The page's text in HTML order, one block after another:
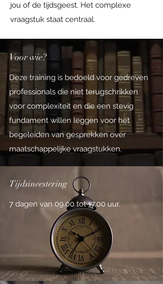
jou of de tijdsgeest. Het complexe
vraagstuk staat centraal.
Voor wie?
Deze training is bedoeld voor gedreven
professionals die niet terugschrikken
voor complexiteit en die een stevig
fundament willen leggen voor het
begeleiden van gesprekken over
maatschappelijke vraagstukken.
Tijdsinvestering
7 dagen van 09.00 tot 17.00 uur.